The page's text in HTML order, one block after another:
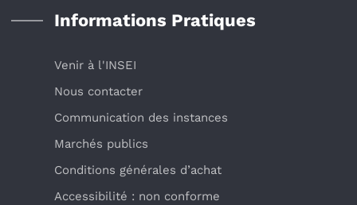
Informations Pratiques
Venir à l'INSEI
Nous contacter
Communication des instances
Marchés publics
Conditions générales d’achat
Accessibilité : non conforme